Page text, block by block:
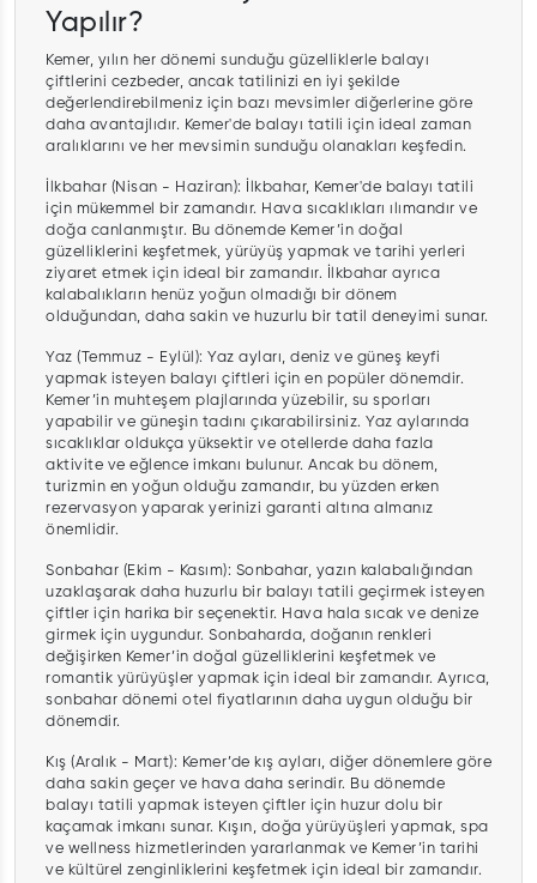
Yapılır?
Kemer, yılın her dönemi sunduğu güzelliklerle balayı
çiftlerini cezbeder, ancak tatilinizi en iyi şekilde
değerlendirebilmeniz için bazı mevsimler diğerlerine göre
daha avantajlıdır. Kemer'de balayı tatili için ideal zaman
aralıklarını ve her mevsimin sunduğu olanakları keşfedin.
İlkbahar (Nisan - Haziran): İlkbahar, Kemer'de balayı tatili
için mükemmel bir zamandır. Hava sıcaklıkları ılımandır ve
doğa canlanmıştır. Bu dönemde Kemer’in doğal
güzelliklerini keşfetmek, yürüyüş yapmak ve tarihi yerleri
ziyaret etmek için ideal bir zamandır. İlkbahar ayrıca
kalabalıkların henüz yoğun olmadığı bir dönem
olduğundan, daha sakin ve huzurlu bir tatil deneyimi sunar.
Yaz (Temmuz - Eylül): Yaz ayları, deniz ve güneş keyfi
yapmak isteyen balayı çiftleri için en popüler dönemdir.
Kemer’in muhteşem plajlarında yüzebilir, su sporları
yapabilir ve güneşin tadını çıkarabilirsiniz. Yaz aylarında
sıcaklıklar oldukça yüksektir ve otellerde daha fazla
aktivite ve eğlence imkanı bulunur. Ancak bu dönem,
turizmin en yoğun olduğu zamandır, bu yüzden erken
rezervasyon yaparak yerinizi garanti altına almanız
önemlidir.
Sonbahar (Ekim - Kasım): Sonbahar, yazın kalabalığından
uzaklaşarak daha huzurlu bir balayı tatili geçirmek isteyen
çiftler için harika bir seçenektir. Hava hala sıcak ve denize
girmek için uygundur. Sonbaharda, doğanın renkleri
değişirken Kemer’in doğal güzelliklerini keşfetmek ve
romantik yürüyüşler yapmak için ideal bir zamandır. Ayrıca,
sonbahar dönemi otel fiyatlarının daha uygun olduğu bir
dönemdir.
Kış (Aralık - Mart): Kemer’de kış ayları, diğer dönemlere göre
daha sakin geçer ve hava daha serindir. Bu dönemde
balayı tatili yapmak isteyen çiftler için huzur dolu bir
kaçamak imkanı sunar. Kışın, doğa yürüyüşleri yapmak, spa
ve wellness hizmetlerinden yararlanmak ve Kemer’in tarihi
ve kültürel zenginliklerini keşfetmek için ideal bir zamandır.